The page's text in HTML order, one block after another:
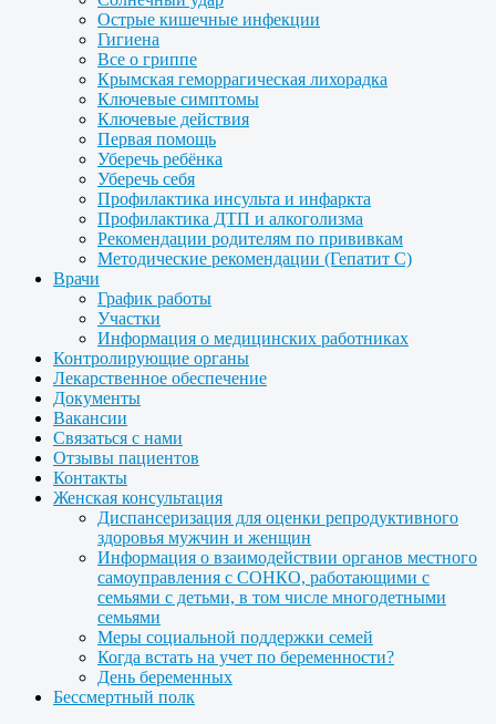
Острые кишечные инфекции
Гигиена
Все о гриппе
Крымская геморрагическая лихорадка
Ключевые симптомы
Ключевые действия
Первая помощь
Уберечь ребёнка
Уберечь себя
Профилактика инсульта и инфаркта
Профилактика ДТП и алкоголизма
Рекомендации родителям по прививкам
Методические рекомендации (Гепатит С)
Врачи
График работы
Участки
Информация о медицинских работниках
Контролирующие органы
Лекарственное обеспечение
Документы
Вакансии
Связаться с нами
Отзывы пациентов
Контакты
Женская консультация
Диспансеризация для оценки репродуктивного
здоровья мужчин и женщин
Информация о взаимодействии органов местного
самоуправления с СОНКО, работающими с
семьями с детьми, в том числе многодетными
семьями
Меры социальной поддержки семей
Когда встать на учет по беременности?
День беременных
Бессмертный полк